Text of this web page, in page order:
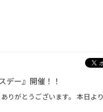
デー』開催！！